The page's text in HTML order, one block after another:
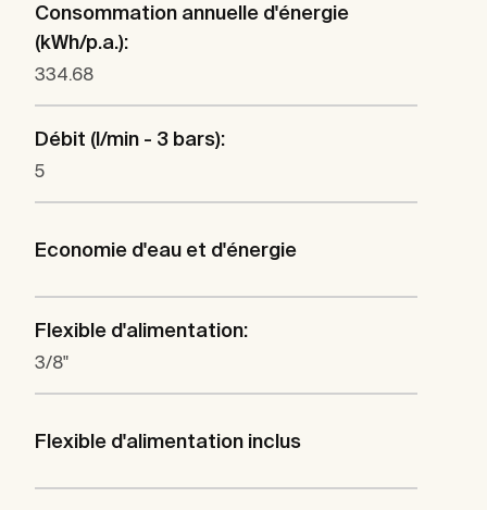
Consommation annuelle d'énergie
(kWh/p.a.):
334.68
Débit (l/min - 3 bars):
5
Economie d'eau et d'énergie
Flexible d'alimentation:
3/8"
Flexible d'alimentation inclus